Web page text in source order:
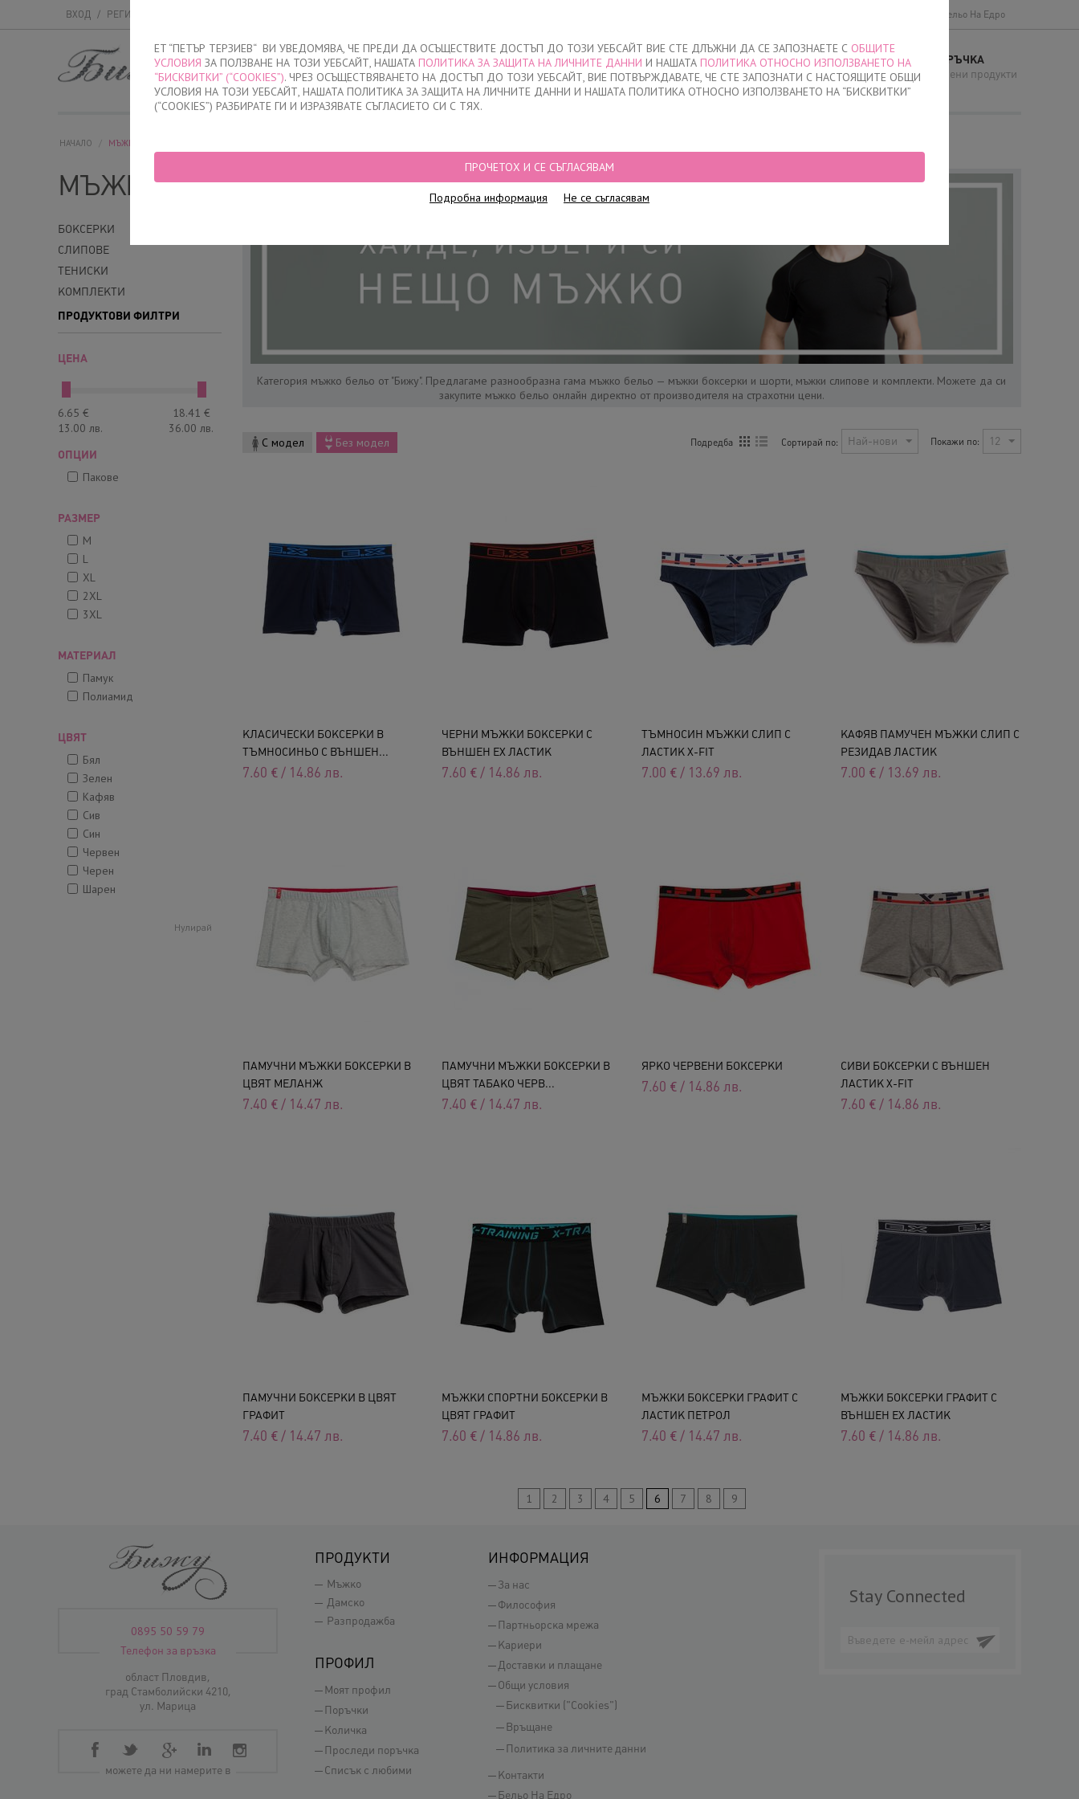
ET “ПЕТЪР ТЕРЗИЕВ“ ВИ УВЕДОМЯВА, ЧЕ ПРЕДИ ДА ОСЪЩЕСТВИТЕ ДОСТЪП ДО ТОЗИ УЕБСАЙТ ВИЕ СТЕ ДЛЪЖНИ ДА СЕ ЗАПОЗНАЕТЕ С ОБЩИТЕ
УСЛОВИЯ ЗА ПОЛЗВАНЕ НА ТОЗИ УЕБСАЙТ, НАШАТА ПОЛИТИКА ЗА ЗАЩИТА НА ЛИЧНИТЕ ДАННИ И НАШАТА ПОЛИТИКА ОТНОСНО ИЗПОЛЗВАНЕТО НА
“БИСКВИТКИ” (“COOKIES”). ЧРЕЗ ОСЪЩЕСТВЯВАНЕТО НА ДОСТЪП ДО ТОЗИ УЕБСАЙТ, ВИЕ ПОТВЪРЖДАВАТЕ, ЧЕ СТЕ ЗАПОЗНАТИ С НАСТОЯЩИТЕ ОБЩИ
УСЛОВИЯ НА ТОЗИ УЕБСАЙТ, НАШАТА ПОЛИТИКА ЗА ЗАЩИТА НА ЛИЧНИТЕ ДАННИ И НАШАТА ПОЛИТИКА ОТНОСНО ИЗПОЛЗВАНЕТО НА “БИСКВИТКИ”
(“COOKIES”) РАЗБИРАТЕ ГИ И ИЗРАЗЯВАТЕ СЪГЛАСИЕТО СИ С ТЯХ.
ПРОЧЕТОХ И СЕ СЪГЛАСЯВАМ
Подробна информация Не се съгласявам
ВХОД / РЕГИСТРАЦИЯ Бельо На Едро
МЪЖКО ДАМСКО ДЕТСКО НАМАЛЕНИЯ КЪДЕ ДА КУПЯ КОНТАКТИ
МОЯТА ПОРЪЧКА
няма добавени продукти
НАЧАЛО / МЪЖКО
МЪЖКО
БОКСЕРКИ
СЛИПОВЕ
ТЕНИСКИ
КОМПЛЕКТИ
ПРОДУКТОВИ ФИЛТРИ
ЦЕНА
6.65 €
13.00 лв.
18.41 €
36.00 лв.
ОПЦИИ
Пакове
РАЗМЕР
M
L
XL
2XL
3XL
МАТЕРИАЛ
Памук
Полиамид
ЦВЯТ
Бял
Зелен
Кафяв
Сив
Син
Червен
Черен
Шарен
Нулирай
Категория мъжко бельо от "Бижу". Предлагаме разнообразна гама мъжко бельо — мъжки боксерки и шорти, мъжки слипове и комплекти. Можете да си
закупите мъжко бельо онлайн директно от производителя на страхотни цени.
Подредба Сортирай по: Най-нови Покажи по: 12
С модел Без модел
КЛАСИЧЕСКИ БОКСЕРКИ В
ТЪМНОСИНЬО С ВЪНШЕН...
7.60 € / 14.86 лв.
ЧЕРНИ МЪЖКИ БОКСЕРКИ С
ВЪНШЕН EX ЛАСТИК
7.60 € / 14.86 лв.
ТЪМНОСИН МЪЖКИ СЛИП С
ЛАСТИК X-FIT
7.00 € / 13.69 лв.
КАФЯВ ПАМУЧЕН МЪЖКИ СЛИП С
РЕЗИДАВ ЛАСТИК
7.00 € / 13.69 лв.
ПАМУЧНИ МЪЖКИ БОКСЕРКИ В
ЦВЯТ МЕЛАНЖ
7.40 € / 14.47 лв.
ПАМУЧНИ МЪЖКИ БОКСЕРКИ В
ЦВЯТ ТАБАКО ЧЕРВ...
7.40 € / 14.47 лв.
ЯРКО ЧЕРВЕНИ БОКСЕРКИ
7.60 € / 14.86 лв.
СИВИ БОКСЕРКИ С ВЪНШЕН
ЛАСТИК X-FIT
7.60 € / 14.86 лв.
ПАМУЧНИ БОКСЕРКИ В ЦВЯТ
ГРАФИТ
7.40 € / 14.47 лв.
МЪЖКИ СПОРТНИ БОКСЕРКИ В
ЦВЯТ ГРАФИТ
7.60 € / 14.86 лв.
МЪЖКИ БОКСЕРКИ ГРАФИТ С
ЛАСТИК ПЕТРОЛ
7.40 € / 14.47 лв.
MЪЖКИ БОКСЕРКИ ГРАФИТ С
ВЪНШЕН EX ЛАСТИК
7.60 € / 14.86 лв.
1 2 3 4 5 6 7 8 9
0895 50 59 79
Телефон за връзка
област Пловдив,
град Стамболийски 4210,
ул. Марица
можете да ни намерите в
ПРОДУКТИ
Мъжко
Дамско
Разпродажба
ПРОФИЛ
Моят профил
Поръчки
Количка
Проследи поръчка
Списък с любими
Stay Connected
ИНФОРМАЦИЯ
За нас
Философия
Партньорска мрежа
Кариери
Доставки и плащане
Общи условия
Бисквитки ("Cookies")
Връщане
Политика за личните данни
Контакти
Бельо На Едро